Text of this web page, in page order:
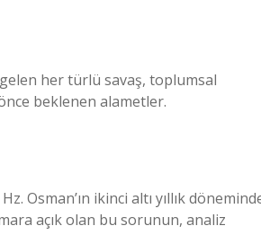
her türlü savaş, toplumsal
beklenen alametler.
Osman’ın ikinci altı yıllık
açık olan bu sorunun, analiz